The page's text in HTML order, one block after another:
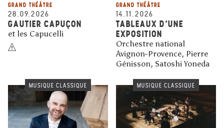
GRAND THÉÂTRE
28.09.2026
GAUTIER CAPUÇON
et les Capucelli
GRAND THÉÂTRE
14.11.2026
TABLEAUX D'UNE
EXPOSITION
Orchestre national
Avignon-Provence, Pierre
Génisson, Satoshi Yoneda
MUSIQUE CLASSIQUE MUSIQUE CLASSIQUE